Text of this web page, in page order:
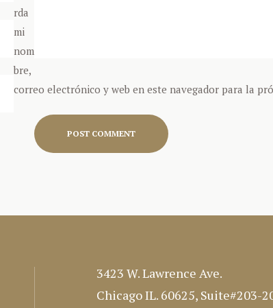
rda
mi
nom
bre,
correo electrónico y web en este navegador para la
3423 W. Lawrence Ave.
Chicago IL. 60625, Suite#203-